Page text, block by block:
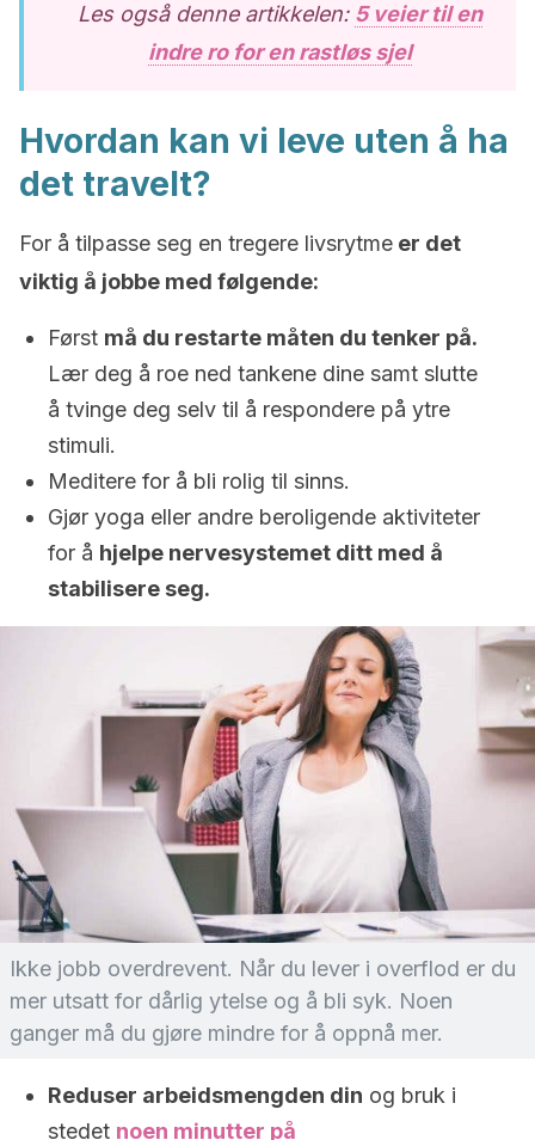
Les også denne artikkelen: 5 veier til en
indre ro for en rastløs sjel
Hvordan kan vi leve uten å ha
det travelt?
For å tilpasse seg en tregere livsrytme er det
viktig å jobbe med følgende:
Først må du restarte måten du tenker på.
Lær deg å roe ned tankene dine samt slutte
å tvinge deg selv til å respondere på ytre
stimuli.
Meditere for å bli rolig til sinns.
Gjør yoga eller andre beroligende aktiviteter
for å hjelpe nervesystemet ditt med å
stabilisere seg.
Ikke jobb overdrevent. Når du lever i overflod er du
mer utsatt for dårlig ytelse og å bli syk. Noen
ganger må du gjøre mindre for å oppnå mer.
Reduser arbeidsmengden din og bruk i
stedet noen minutter på